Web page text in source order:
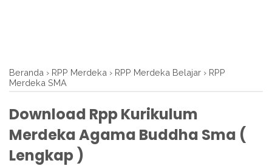
Beranda › RPP Merdeka › RPP Merdeka Belajar › RPP
Merdeka SMA
Download Rpp Kurikulum
Merdeka Agama Buddha Sma (
Lengkap )